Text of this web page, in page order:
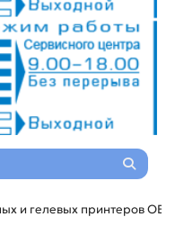
и гелевых принтеров OEM